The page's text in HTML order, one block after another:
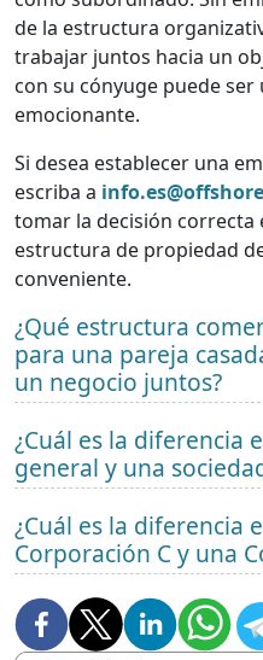
de la estructura
trabajar juntos hacia un
con su cónyuge puede ser
emocionante.
Si desea establecer una
escriba a
tomar la decisión correcta
estructura de propiedad
conveniente.
¿Qué estructura
para una pareja
un negocio juntos?
¿Cuál es la diferencia
general y una
¿Cuál es la diferencia
Corporación C y una